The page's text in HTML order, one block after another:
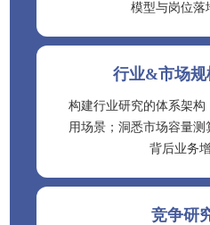
模型与岗位落
行业&市场规
构建行业研究的体系架
用场景；洞悉市场容量
背后业务
竞争研